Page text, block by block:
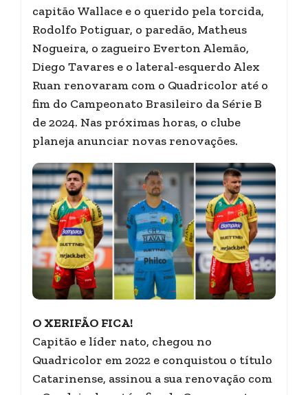
capitão Wallace e o querido pela torcida,
Rodolfo Potiguar, o paredão, Matheus
Nogueira, o zagueiro Everton Alemão,
Diego Tavares e o lateral-esquerdo Alex
Ruan renovaram com o Quadricolor até o
fim do Campeonato Brasileiro da Série B
de 2024. Nas próximas horas, o clube
planeja anunciar novas renovações.
O XERIFÃO FICA!
Capitão e líder nato, chegou no
Quadricolor em 2022 e conquistou o título
Catarinense, assinou a sua renovação com